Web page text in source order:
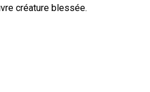
créature blessée.